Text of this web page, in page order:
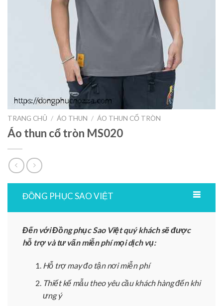
TRANG CHỦ / ÁO THUN / ÁO THUN CỔ TRÒN
Áo thun cổ tròn MS020
ĐỒNG PHỤC SAO VIỆT
Đến với Đồng phục Sao Việt quý khách sẽ được
hỗ trợ và tư vấn miễn phí mọi dịch vụ:
Hỗ trợ may đo tận nơi miễn phí
Thiết kế mẫu theo yêu cầu khách hàng đến khi
ưng ý